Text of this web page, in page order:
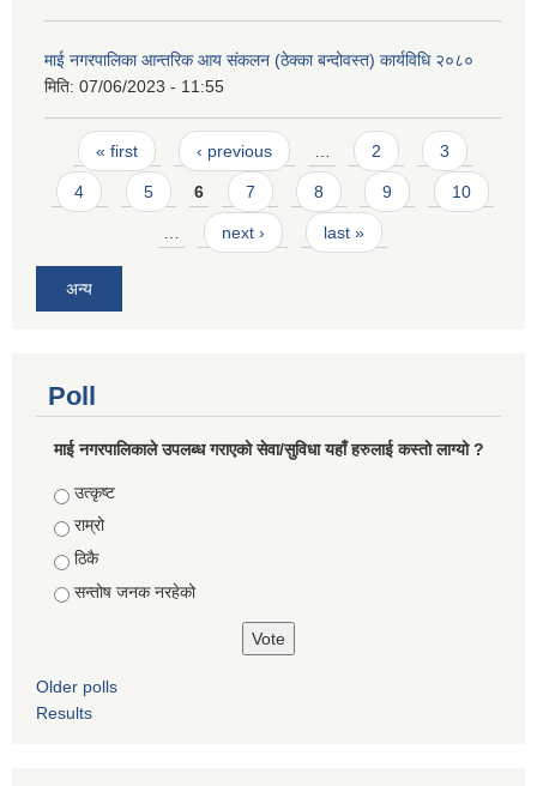
माई नगरपालिका आन्तरिक आय संकलन (ठेक्का बन्दोवस्त) कार्यविधि २०८०
मिति: 07/06/2023 - 11:55
Pages
« first ‹ previous … 2 3
4 5 6 7 8 9 10
… next › last »
अन्य
Poll
माई नगरपालिकाले उपलब्ध गराएको सेवा/सुविधा यहाँ हरुलाई कस्तो लाग्यो ?
Choices
उत्कृष्ट
राम्रो
ठिकै
सन्तोष जनक नरहेको
Older polls
Results